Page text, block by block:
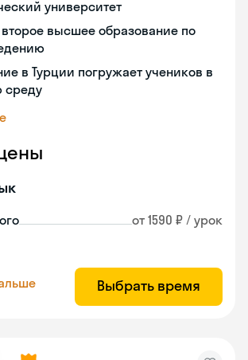
университет
высшее образование по
в Турции погружает учеников в
среду
от 1590 ₽ / урок
Выбрать время